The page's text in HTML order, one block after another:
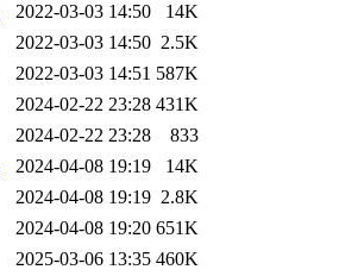
2022-03-03 14:50
14K
2022-03-03 14:50 2.5K
2022-03-03 14:51 587K
2024-02-22 23:28 431K
2024-02-22 23:28
833
2024-04-08 19:19
14K
2024-04-08 19:19 2.8K
2024-04-08 19:20 651K
2025-03-06 13:35 460K